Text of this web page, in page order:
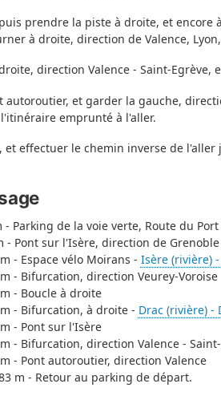
prendre la piste à droite, et
à droite, direction de Valence,
direction Valence - Saint-
autoroutier, et garder la gauche,
emprunté à l'aller.
et effectuer le chemin inverse de
Parking de la voie verte, Route du Port
- Pont sur l'Isère, direction de Grenoble
- Espace vélo Moirans - Isère (rivière)
- Bifurcation, direction Veurey-Voroise
- Boucle à droite
- Bifurcation, à droite - Drac (rivière) -
- Pont sur l'Isère
- Bifurcation, direction Valence -
- Pont autoroutier, direction Valence
m - Retour au parking de départ.